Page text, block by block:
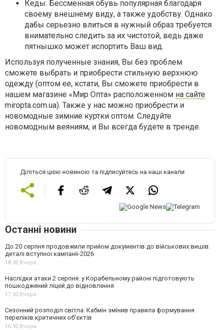
Кеды: Бессменная обувь популярная благодаря
своему внешнему виду, а также удобству. Однако
дабы серьезно влиться в нужный образ требуется
внимательно следить за их чистотой, ведь даже
пятнышко может испортить Ваш вид.
Используя полученные знания, Вы без проблем
сможете выбрать и приобрести стильную верхнюю
одежду (оптом ее, кстати, Вы сможете приобрести в
нашем магазине «Мир Опта» расположенном на сайте
miropta.com.ua). Также у нас можно приобрести и
новомодные зимние куртки оптом. Следуйте
новомодным веяниям, и Вы всегда будете в тренде.
Діліться цією новиною та підписуйтесь на наші канали
Останні новини
До 20 серпня продовжили прийом документів до військових вишів:
деталі вступної кампанії-2026
18:30, Вчора
Наслідки атаки 2 серпня: у Корабельному районі підготовують
пошкоджений ліцей до відновлення
17:30, Вчора
Сезонний розподіл світла: Кабмін змінив правила формування
переліків критичних об'єктів
16:30, Вчора